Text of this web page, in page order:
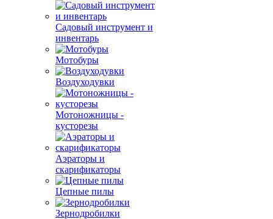
Садовый инструмент и
инвентарь
Мотобуры
Воздуходувки
Мотоножницы -
кусторезы
Аэраторы и
скарификаторы
Цепные пилы
Зернодробилки